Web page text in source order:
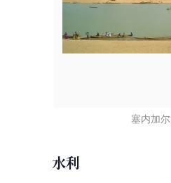
塞内加
水利